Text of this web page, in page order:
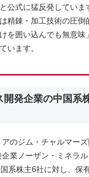
公式に猛反発していま
精錬・加工技術の圧倒
を囲い込んでも無意味
います。
開発企業の中国系
のジム・チャルマー
業ノーザン・ミネラ
系株主6社に対し、保